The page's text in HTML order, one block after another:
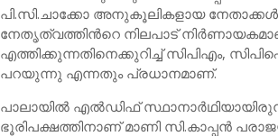
പി.സി.ചാക്കോ അനുകൂലികളായ
നേതൃത്വത്തിന്‍റെ നിലപാട്
എത്തിക്കുന്നതിനെക്കുറിച്ച് സിപിഎം,
പറയുന്നു എന്നതും പ്രധാനമാണ്.
പാലായിൽ ‌എൽഡിഫ്
ഭൂരിപക്ഷത്തിനാണ് മാണി സി.കാപ്പൻ